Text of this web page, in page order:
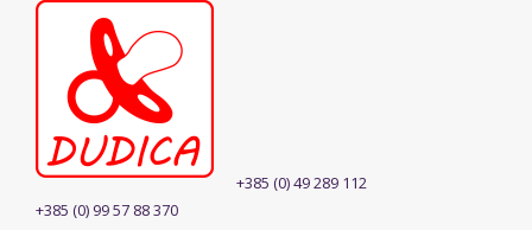
+385 (0) 49 289 112
+385 (0) 99 57 88 370